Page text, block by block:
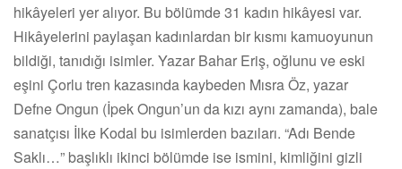
hikâyeleri yer alıyor. Bu bölümde 31 kadın hikâyesi var.
Hikâyelerini paylaşan kadınlardan bir kısmı kamuoyunun
bildiği, tanıdığı isimler. Yazar Bahar Eriş, oğlunu ve eski
eşini Çorlu tren kazasında kaybeden Mısra Öz, yazar
Defne Ongun (İpek Ongun’un da kızı aynı zamanda), bale
sanatçısı İlke Kodal bu isimlerden bazıları. “Adı Bende
Saklı…” başlıklı ikinci bölümde ise ismini, kimliğini gizli